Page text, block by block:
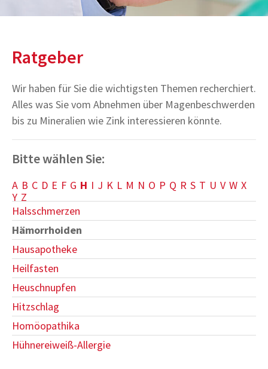
Ratgeber
Wir haben für Sie die wichtigsten Themen recherchiert.
Alles was Sie vom Abnehmen über Magenbeschwerden
bis zu Mineralien wie Zink interessieren könnte.
Bitte wählen Sie:
A B C D E F G H I J K L M N O P Q R S T U V W X
Y Z
Halsschmerzen
Hämorrhoiden
Hausapotheke
Heilfasten
Heuschnupfen
Hitzschlag
Homöopathika
Hühnereiweiß-Allergie